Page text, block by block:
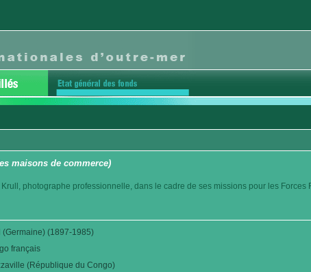
maisons de commerce)
photographe professionnelle, dans le cadre de ses missions pour les Forces
(Germaine) (1897-1985)
français
(République du Congo)